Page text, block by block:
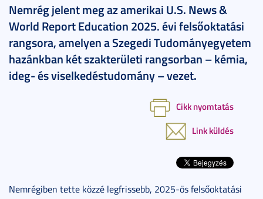
Nemrég jelent meg az amerikai U.S. News &
World Report Education 2025. évi felsőoktatási
rangsora, amelyen a Szegedi Tudományegyetem
hazánkban két szakterületi rangsorban – kémia,
ideg- és viselkedéstudomány – vezet.
Cikk nyomtatás
Link küldés
Nemrégiben tette közzé legfrissebb, 2025-ös felsőoktatási